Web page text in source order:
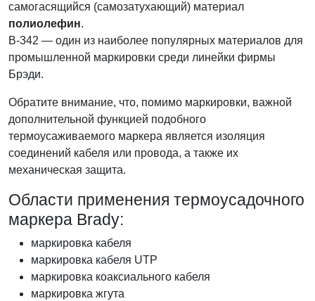
самогасящийся (самозатухающий) материал
полиолефин.
B-342 — один из наиболее популярных материалов для
промышленной маркировки среди линейки фирмы
Брэди.
Обратите внимание, что, помимо маркировки, важной
дополнительной функцией подобного
термоусаживаемого маркера является изоляция
соединений кабеля или провода, а также их
механическая защита.
Области применения термоусадочного
маркера Brady:
маркировка кабеля
маркировка кабеля UTP
маркировка коаксиального кабеля
маркировка жгута